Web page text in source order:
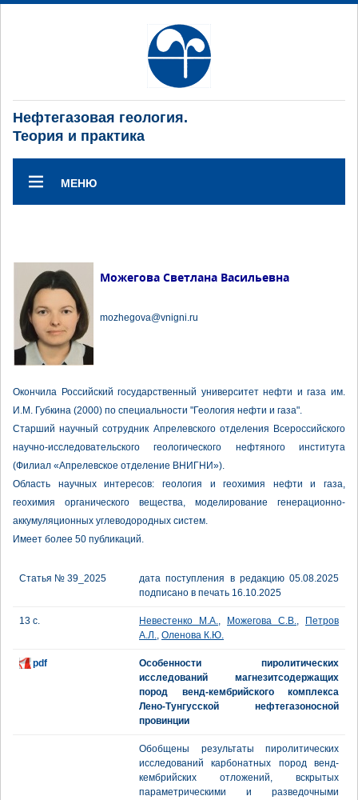
Нефтегазовая геология.
Теория и практика
МЕНЮ
Можегова Светлана Васильевна
mozhegova@vnigni.ru
Окончила Российский государственный университет нефти и газа им.
И.М. Губкина (2000) по специальности "Геология нефти и газа".
Старший научный сотрудник Апрелевского отделения Всероссийского
научно-исследовательского геологического нефтяного института
(Филиал «Апрелевское отделение ВНИГНИ»).
Область научных интересов: геология и геохимия нефти и газа,
геохимия органического вещества, моделирование генерационно-
аккумуляционных углеводородных систем.
Имеет более 50 публикаций.
Статья № 39_2025
дата поступления в редакцию 05.08.2025
подписано в печать 16.10.2025
13 с. Невестенко М.А., Можегова С.В.,
Петров
А.Л., Оленова К.Ю.
pdf
Особенности пиролитических
исследований магнезитсодержащих
пород венд-кембрийского комплекса
Лено-Тунгусской нефтегазоносной
провинции
Обобщены результаты пиролитических
исследований карбонатных пород венд-
кембрийских отложений, вскрытых
параметрическими и разведочными